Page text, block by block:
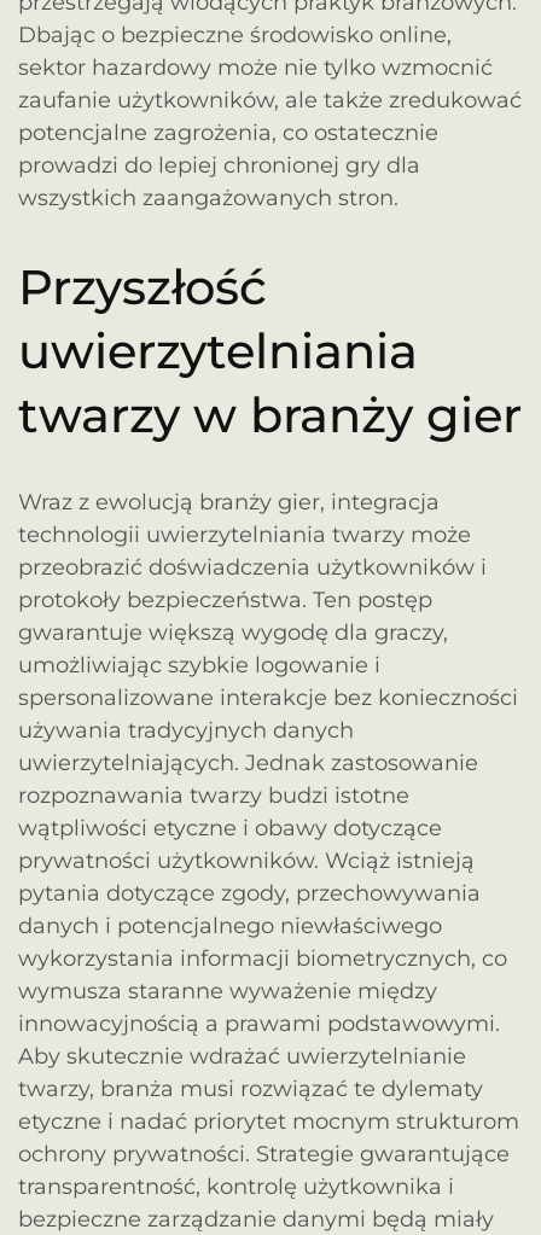
Dbając o bezpieczne środowisko online,
sektor hazardowy może nie tylko wzmocnić
zaufanie użytkowników, ale także zredukować
potencjalne zagrożenia, co ostatecznie
prowadzi do lepiej chronionej gry dla
wszystkich zaangażowanych stron.
Przyszłość
uwierzytelniania
twarzy w branży gier
Wraz z ewolucją branży gier, integracja
technologii uwierzytelniania twarzy może
przeobrazić doświadczenia użytkowników i
protokoły bezpieczeństwa. Ten postęp
gwarantuje większą wygodę dla graczy,
umożliwiając szybkie logowanie i
spersonalizowane interakcje bez konieczności
używania tradycyjnych danych
uwierzytelniających. Jednak zastosowanie
rozpoznawania twarzy budzi istotne
wątpliwości etyczne i obawy dotyczące
prywatności użytkowników. Wciąż istnieją
pytania dotyczące zgody, przechowywania
danych i potencjalnego niewłaściwego
wykorzystania informacji biometrycznych, co
wymusza staranne wyważenie między
innowacyjnością a prawami podstawowymi.
Aby skutecznie wdrażać uwierzytelnianie
twarzy, branża musi rozwiązać te dylematy
etyczne i nadać priorytet mocnym strukturom
ochrony prywatności. Strategie gwarantujące
transparentność, kontrolę użytkownika i
bezpieczne zarządzanie danymi będą miały